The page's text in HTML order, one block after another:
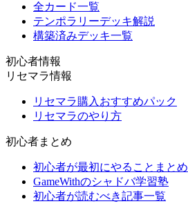
全カード一覧
テンポラリーデッキ解説
構築済みデッキ一覧
初心者情報
リセマラ情報
リセマラ購入おすすめパック
リセマラのやり方
初心者まとめ
初心者が最初にやることまとめ
GameWithのシャドバ学習塾
初心者が読むべき記事一覧